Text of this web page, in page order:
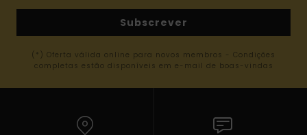
Subscrever
(*) Oferta válida online para novos membros - Condições
completas estão disponíveis em e-mail de boas-vindas